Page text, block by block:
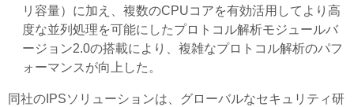
リ容量）に加え、複数のCPUコアを有効活用してより高
度な並列処理を可能にしたプロトコル解析モジュールバ
ージョン2.0の搭載により、複雑なプロトコル解析のパフ
ォーマンスが向上した。
同社のIPSソリューションは、グローバルなセキュリティ研